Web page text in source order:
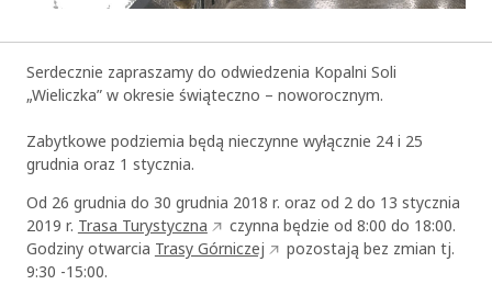
Serdecznie zapraszamy do odwiedzenia Kopalni Soli
„Wieliczka” w okresie świąteczno – noworocznym.
Zabytkowe podziemia będą nieczynne wyłącznie 24 i 25
grudnia oraz 1 stycznia.
Od 26 grudnia do 30 grudnia 2018 r. oraz od 2 do 13 stycznia
2019 r. Trasa Turystyczna
czynna będzie od 8:00 do 18:00.
Godziny otwarcia Trasy Górniczej
pozostają bez zmian tj.
9:30 -15:00.